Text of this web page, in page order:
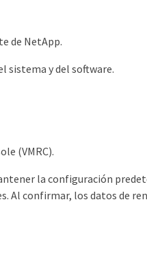
de NetApp.
sistema y del software.
(VMRC).
la configuración
Al confirmar, los datos de